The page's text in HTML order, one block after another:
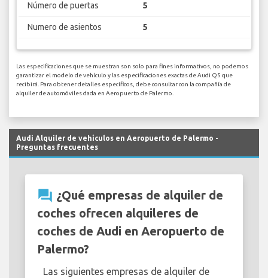
Número de puertas 5
Numero de asientos 5
Las especificaciones que se muestran son solo para fines informativos, no podemos
garantizar el modelo de vehículo y las especificaciones exactas de Audi Q5 que
recibirá. Para obtener detalles específicos, debe consultar con la compañía de
alquiler de automóviles dada en Aeropuerto de Palermo.
Audi Alquiler de vehículos en Aeropuerto de Palermo -
Preguntas frecuentes
question_answer ¿Qué empresas de alquiler de
coches ofrecen alquileres de
coches de Audi en Aeropuerto de
Palermo?
Las siguientes empresas de alquiler de